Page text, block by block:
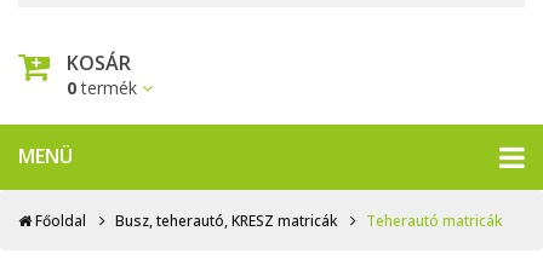
KOSÁR
0termék
MENÜ
Főoldal Busz, teherautó, KRESZ matricák Teherautó matricák